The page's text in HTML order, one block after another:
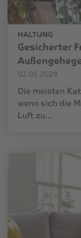
HALTUNG
Gesicherter
02.05.2024
Die meisten
wenn sich die
Luft zu…